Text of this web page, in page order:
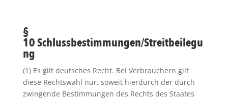
§
10 Schlussbestimmungen/Streitbeilegu
ng
(1) Es gilt deutsches Recht. Bei Verbrauchern gilt
diese Rechtswahl nur, soweit hierdurch der durch
zwingende Bestimmungen des Rechts des Staates